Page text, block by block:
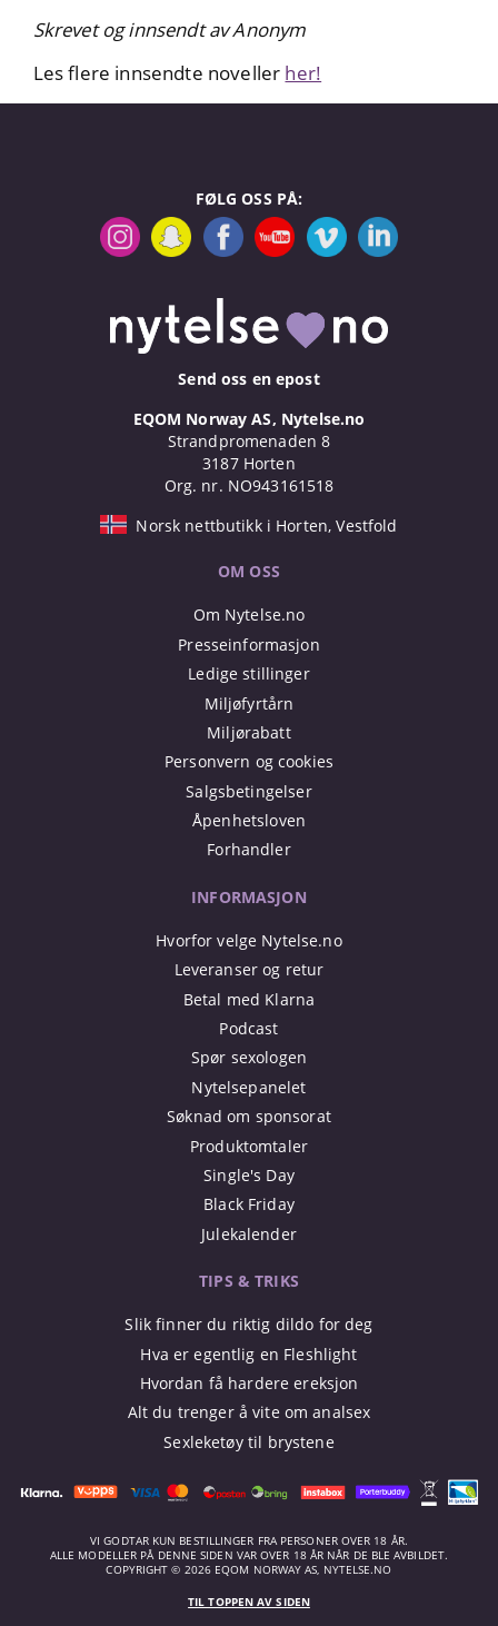
Skrevet og innsendt av Anonym
Les flere innsendte noveller her!
FØLG OSS PÅ:
Send oss en epost
EQOM Norway AS, Nytelse.no
Strandpromenaden 8
3187 Horten
Org. nr. NO943161518
Norsk nettbutikk i Horten, Vestfold
OM OSS
Om Nytelse.no
Presseinformasjon
Ledige stillinger
Miljøfyrtårn
Miljørabatt
Personvern og cookies
Salgsbetingelser
Åpenhetsloven
Forhandler
INFORMASJON
Hvorfor velge Nytelse.no
Leveranser og retur
Betal med Klarna
Podcast
Spør sexologen
Nytelsepanelet
Søknad om sponsorat
Produktomtaler
Single's Day
Black Friday
Julekalender
TIPS & TRIKS
Slik finner du riktig dildo for deg
Hva er egentlig en Fleshlight
Hvordan få hardere ereksjon
Alt du trenger å vite om analsex
Sexleketøy til brystene
VI GODTAR KUN BESTILLINGER FRA PERSONER OVER 18 ÅR.
ALLE MODELLER PÅ DENNE SIDEN VAR OVER 18 ÅR NÅR DE BLE AVBILDET.
COPYRIGHT © 2026 EQOM NORWAY AS, NYTELSE.NO
TIL TOPPEN AV SIDEN